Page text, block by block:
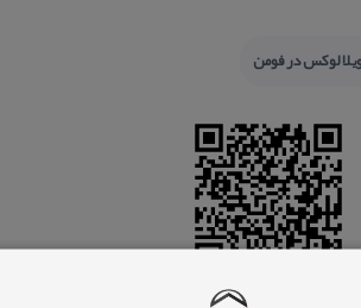
لوكس در فومن